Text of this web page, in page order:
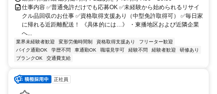
仕事内容 ✅普通免許だけでも応募OK ✅未経験から始められるリサイ
クル品回収のお仕事 ✅資格取得支援あり（中型免許取得可） ✅毎日家
に帰れる近距離配送！ 《具体的には…》 ・東播地区および近隣企業
へ...
業界未経験者歓迎 変形労働時間制 資格取得支援あり
フリーター歓迎
バイク通勤OK
学歴不問 車通勤OK 職場見学可 経験不問 経験者歓迎
研修あり
ブランクOK
交通費支給
正社員